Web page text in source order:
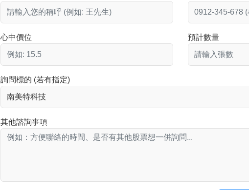
心中價位
預計數量
詢問標的 (若有指定)
其他諮詢事項